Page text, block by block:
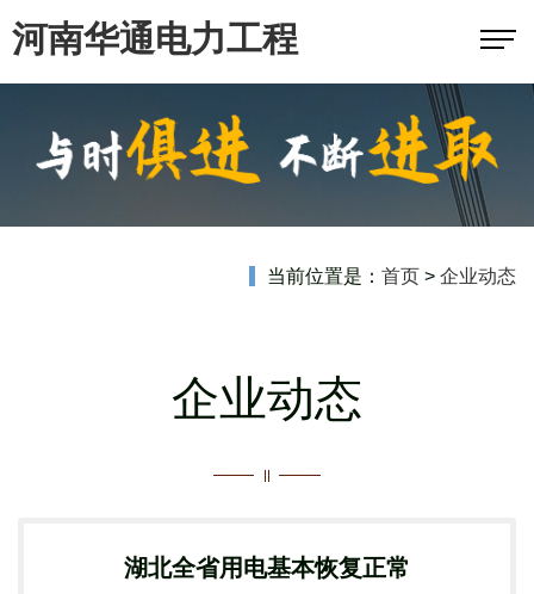
河南华通电力工程
当前位置是： 首页 > 企业动态
企业动态
湖北全省用电基本恢复正常